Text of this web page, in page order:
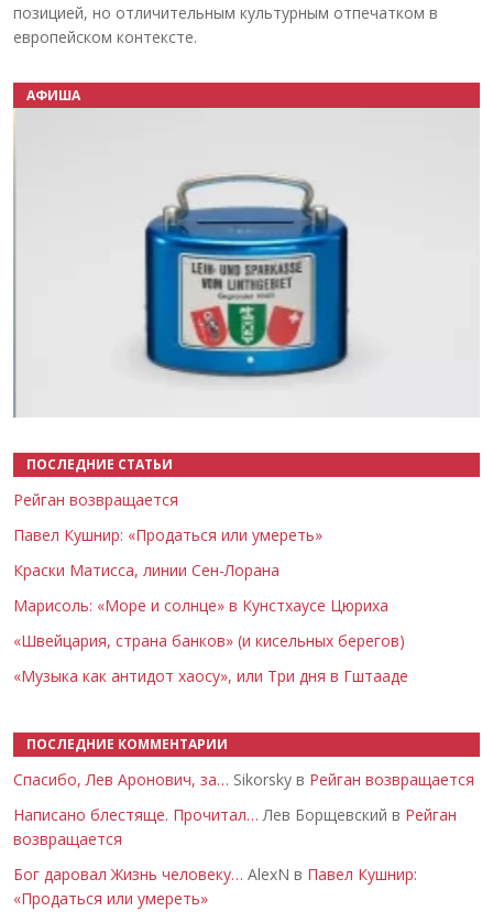
позицией, но отличительным культурным отпечатком в
европейском контексте.
АФИША
ПОСЛЕДНИЕ СТАТЬИ
Рейган возвращается
Павел Кушнир: «Продаться или умереть»
Краски Матисса, линии Сен-Лорана
Марисоль: «Море и солнце» в Кунстхаусе Цюриха
«Швейцария, страна банков» (и кисельных берегов)
«Музыка как антидот хаосу», или Три дня в Гштааде
ПОСЛЕДНИЕ КОММЕНТАРИИ
Спасибо, Лев Аронович, за… Sikorsky в Рейган возвращается
Написано блестяще. Прочитал… Лев Борщевский в Рейган
возвращается
Бог даровал Жизнь человеку… AlexN в Павел Кушнир:
«Продаться или умереть»